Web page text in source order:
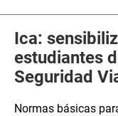
Ica:
estudiantes
Seguridad
Normas básicas